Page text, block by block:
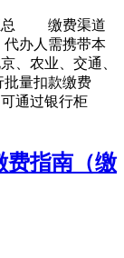
总 缴费渠道
办人需携带本
、农业、交通、
量扣款缴费
通过银行柜
费指南（缴